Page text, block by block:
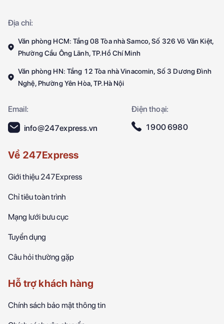
Địa chỉ:
Văn phòng HCM: Tầng 08 Tòa nhà Samco, Số 326 Võ Văn Kiệt,
Phường Cầu Ông Lãnh, TP.Hồ Chí Minh
Văn phòng HN: Tầng 12 Tòa nhà Vinacomin, Số 3 Dương Đình
Nghệ, Phường Yên Hòa, TP.Hà Nội
Email:
Điện thoại:
info@247express.vn
1900 6980
Về 247Express
Giới thiệu 247Express
Chỉ tiêu toàn trình
Mạng lưới bưu cục
Tuyển dụng
Câu hỏi thường gặp
Hỗ trợ khách hàng
Chính sách bảo mật thông tin